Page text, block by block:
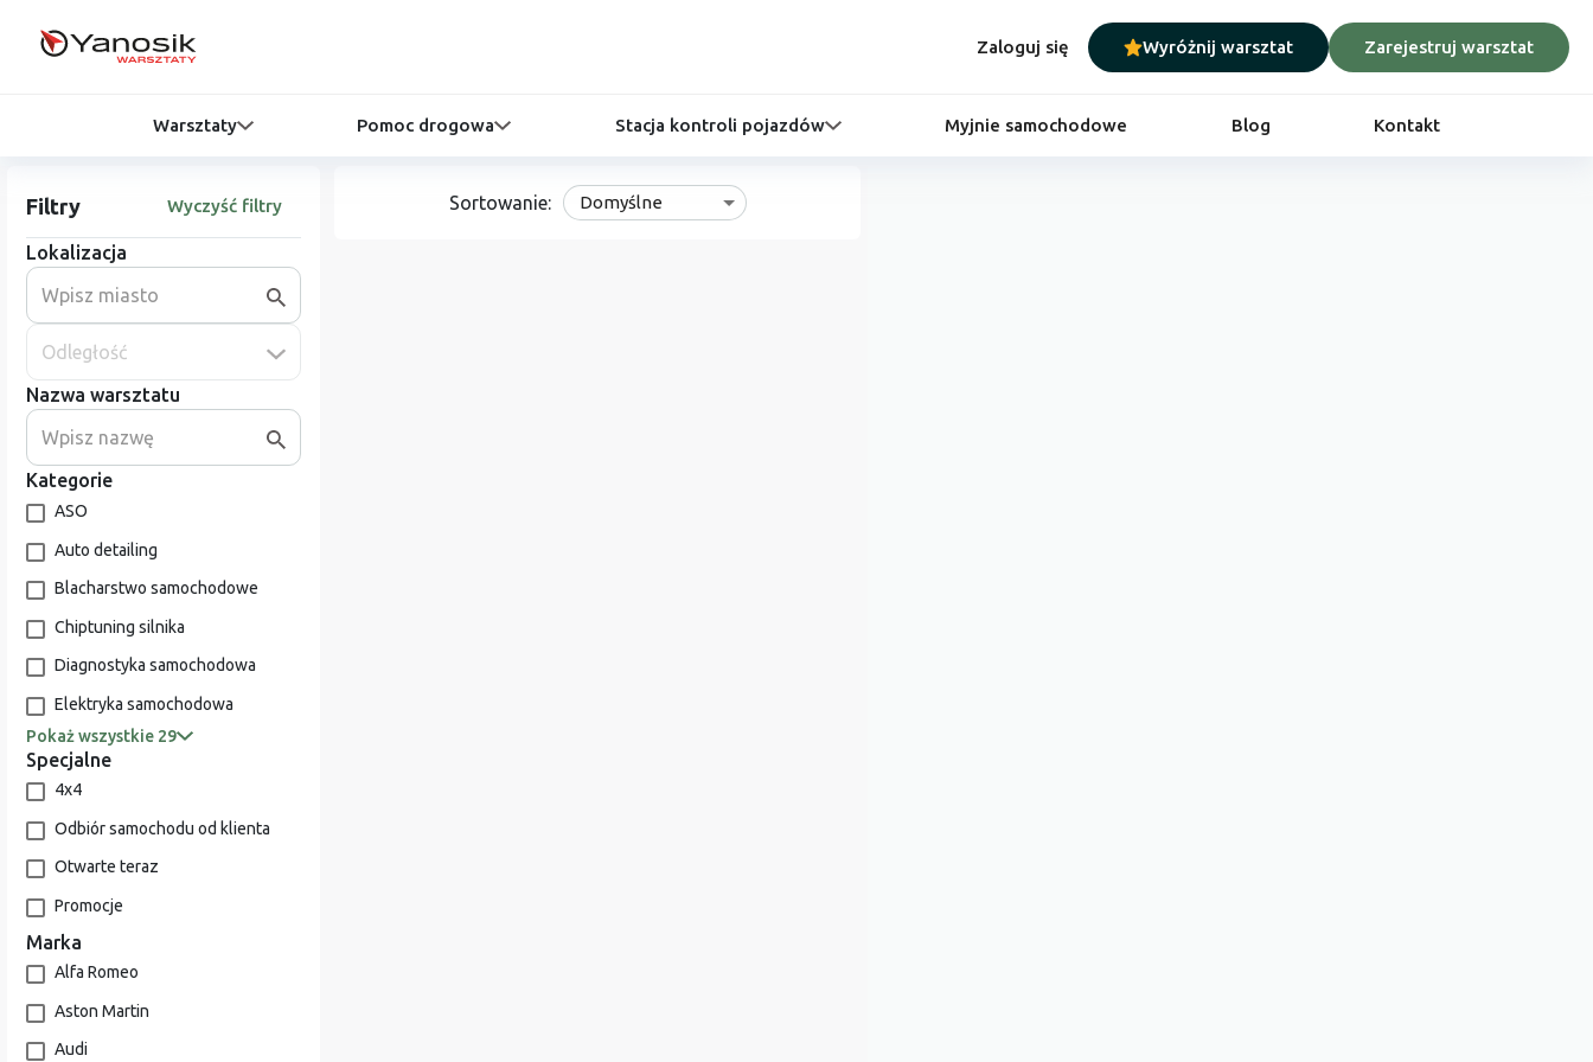
Zaloguj się Wyróżnij warsztat Zarejestruj warsztat
Warsztaty Pomoc drogowa Stacja kontroli pojazdów Myjnie samochodowe Blog Kontakt
Filtry Wyczyść filtry
Lokalizacja
Odległość
Nazwa warsztatu
Kategorie
ASO
Auto detailing
Blacharstwo samochodowe
Chiptuning silnika
Diagnostyka samochodowa
Elektryka samochodowa
Pokaż wszystkie 29
Specjalne
4x4
Odbiór samochodu od klienta
Otwarte teraz
Promocje
Marka
Alfa Romeo
Aston Martin
Audi
Sortowanie: Domyślne